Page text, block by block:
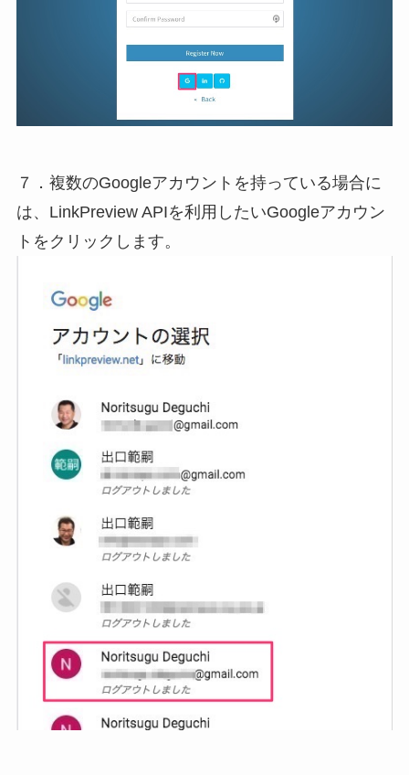
７．複数のGoogleアカウントを持っている場合に
は、LinkPreview APIを利用したいGoogleアカウン
トをクリックします。